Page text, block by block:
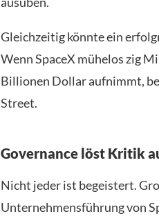
Gleichzeitig könnte ein
Wenn SpaceX mühelos zig
Billionen Dollar aufnimmt,
Street.
Governance löst Kritik
Nicht jeder ist begeistert.
Unternehmensführung von